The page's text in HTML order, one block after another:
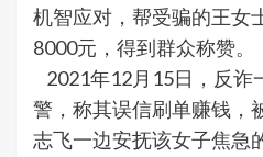
机智应对，帮受骗的王女
8000元，得到群众称赞。
2021年12月15日，反诈
警，称其误信刷单赚钱，
志飞一边安抚该女子焦急